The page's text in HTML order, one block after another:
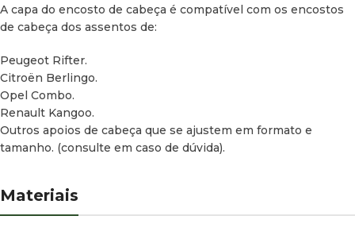
A capa do encosto de cabeça é compatível com os encostos
de cabeça dos assentos de:
Peugeot Rifter.
Citroën Berlingo.
Opel Combo.
Renault Kangoo.
Outros apoios de cabeça que se ajustem em formato e
tamanho. (consulte em caso de dúvida).
Materiais